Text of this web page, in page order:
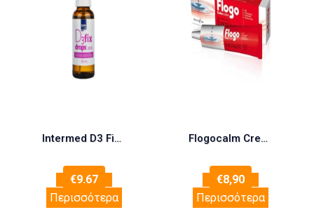
Intermed D3 Fix Drops 200iu 30ml Intermed D3 Fix Drops 200iu 30ml
€9.67
Περισσότερα
Flogocalm Cream για Εγκαύματα 50ml
€8,90
Περισσότερα